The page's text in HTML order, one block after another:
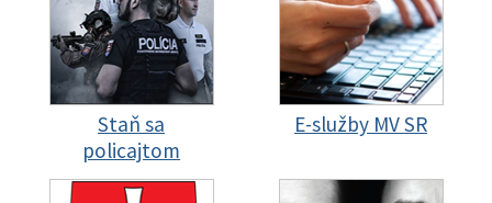
Staň sa
policajtom
E-služby MV SR